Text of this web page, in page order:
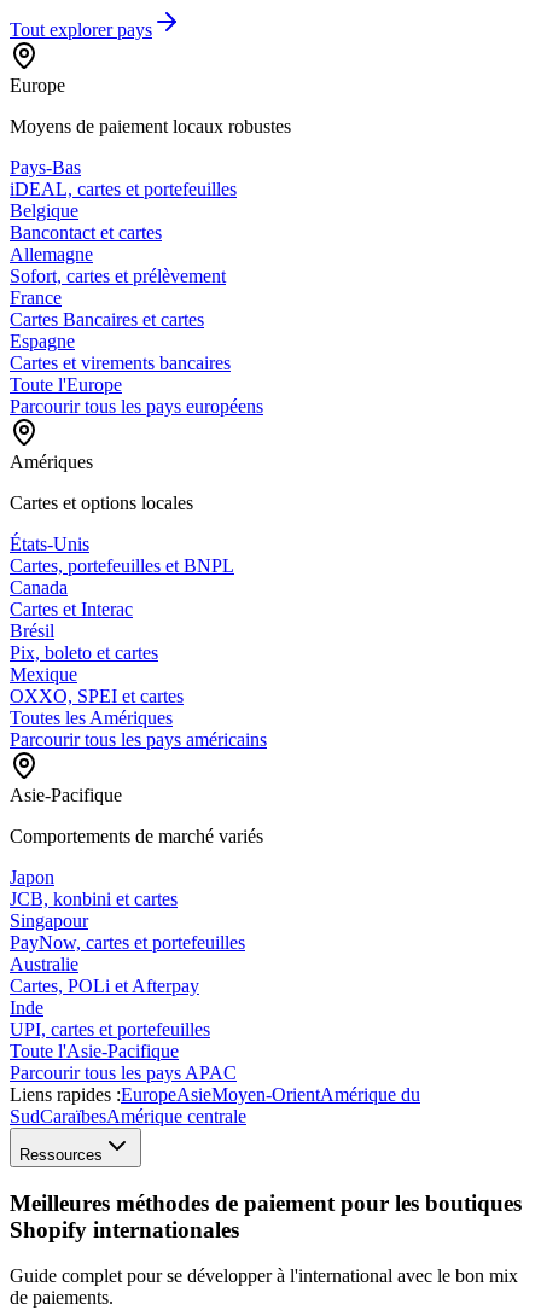
Tout explorer pays
Europe
Moyens de paiement locaux robustes
Pays-Bas
iDEAL, cartes et portefeuilles
Belgique
Bancontact et cartes
Allemagne
Sofort, cartes et prélèvement
France
Cartes Bancaires et cartes
Espagne
Cartes et virements bancaires
Toute l'Europe
Parcourir tous les pays européens
Amériques
Cartes et options locales
États-Unis
Cartes, portefeuilles et BNPL
Canada
Cartes et Interac
Brésil
Pix, boleto et cartes
Mexique
OXXO, SPEI et cartes
Toutes les Amériques
Parcourir tous les pays américains
Asie-Pacifique
Comportements de marché variés
Japon
JCB, konbini et cartes
Singapour
PayNow, cartes et portefeuilles
Australie
Cartes, POLi et Afterpay
Inde
UPI, cartes et portefeuilles
Toute l'Asie-Pacifique
Parcourir tous les pays APAC
Liens rapides :EuropeAsieMoyen-OrientAmérique du
SudCaraïbesAmérique centrale
Ressources
Meilleures méthodes de paiement pour les boutiques
Shopify internationales
Guide complet pour se développer à l'international avec le bon mix
de paiements.